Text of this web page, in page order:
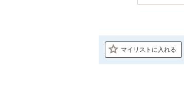
マイリストに入れる